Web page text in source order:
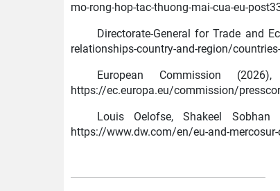
mo-rong-hop-tac-thuong-mai-cua-eu-
Directorate-General for Trade and
relationships-country-and-region/
European Commission
https://ec.europa.eu/commission/
Louis Oelofse, Shakeel
https://www.dw.com/en/eu-and-